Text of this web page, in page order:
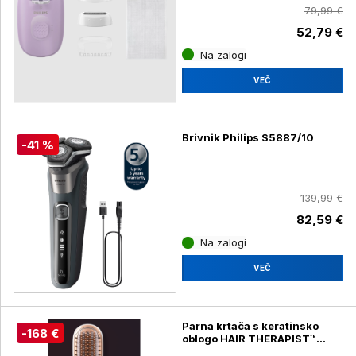
79,99 €
52,79 €
Na zalogi
VEČ
-41 % Brivnik Philips S5887/10
139,99 €
82,59 €
Na zalogi
VEČ
-168 €
Parna krtača s keratinsko
oblogo HAIR THERAPIST™